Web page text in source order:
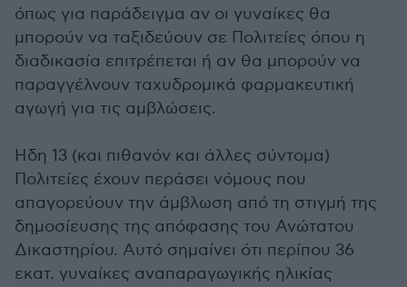
όπως για παράδειγμα αν οι γυναίκες θα
μπορούν να ταξιδεύουν σε Πολιτείες όπου η
διαδικασία επιτρέπεται ή αν θα μπορούν να
παραγγέλνουν ταχυδρομικά φαρμακευτική
αγωγή για τις αμβλώσεις.
Ηδη 13 (και πιθανόν και άλλες σύντομα)
Πολιτείες έχουν περάσει νόμους που
απαγορεύουν την άμβλωση από τη στιγμή της
δημοσίευσης της απόφασης του Ανώτατου
Δικαστηρίου. Αυτό σημαίνει ότι περίπου 36
εκατ. γυναίκες αναπαραγωγικής ηλικίας